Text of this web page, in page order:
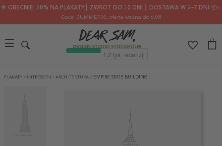
🌟 OBECNIE: 30% NA PLAKATY┃ ZWROT DO 30 DNI ┃ DOSTAWA W 2–7 DNI 📦✨
Code: SUMMER30, oferta ważna do 6.08
PLAKATY / INTRESSEN / ARCHITEKTURA / EMPIRE STATE BUILDING